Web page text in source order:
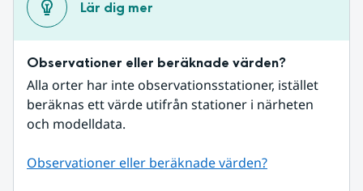
Lär dig mer
Observationer eller beräknade värden?
Alla orter har inte observationsstationer, istället
beräknas ett värde utifrån stationer i närheten
och modelldata.
Observationer eller beräknade värden?